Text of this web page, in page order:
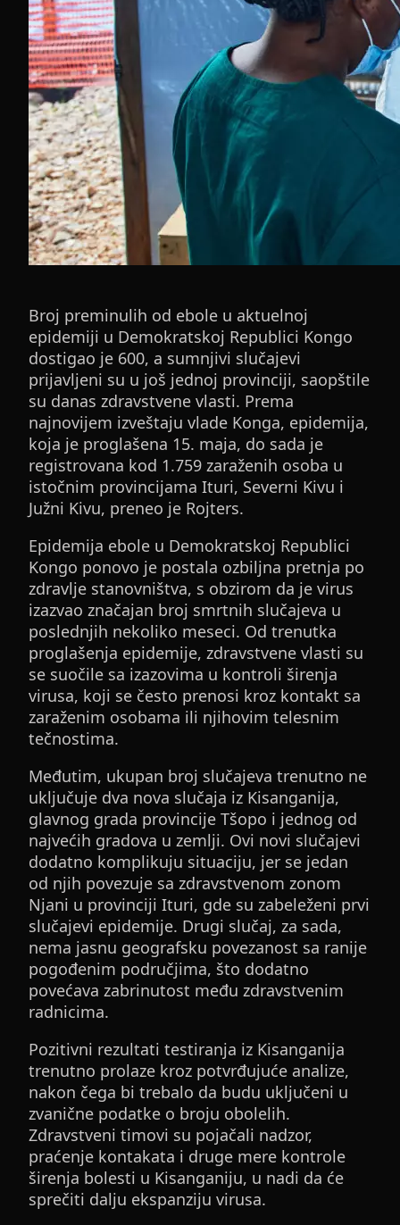
Broj preminulih od ebole u aktuelnoj
epidemiji u Demokratskoj Republici Kongo
dostigao je 600, a sumnjivi slučajevi
prijavljeni su u još jednoj provinciji, saopštile
su danas zdravstvene vlasti. Prema
najnovijem izveštaju vlade Konga, epidemija,
koja je proglašena 15. maja, do sada je
registrovana kod 1.759 zaraženih osoba u
istočnim provincijama Ituri, Severni Kivu i
Južni Kivu, preneo je Rojters.
Epidemija ebole u Demokratskoj Republici
Kongo ponovo je postala ozbiljna pretnja po
zdravlje stanovništva, s obzirom da je virus
izazvao značajan broj smrtnih slučajeva u
poslednjih nekoliko meseci. Od trenutka
proglašenja epidemije, zdravstvene vlasti su
se suočile sa izazovima u kontroli širenja
virusa, koji se često prenosi kroz kontakt sa
zaraženim osobama ili njihovim telesnim
tečnostima.
Međutim, ukupan broj slučajeva trenutno ne
uključuje dva nova slučaja iz Kisanganija,
glavnog grada provincije Tšopo i jednog od
najvećih gradova u zemlji. Ovi novi slučajevi
dodatno komplikuju situaciju, jer se jedan
od njih povezuje sa zdravstvenom zonom
Njani u provinciji Ituri, gde su zabeleženi prvi
slučajevi epidemije. Drugi slučaj, za sada,
nema jasnu geografsku povezanost sa ranije
pogođenim područjima, što dodatno
povećava zabrinutost među zdravstvenim
radnicima.
Pozitivni rezultati testiranja iz Kisanganija
trenutno prolaze kroz potvrđujuće analize,
nakon čega bi trebalo da budu uključeni u
zvanične podatke o broju obolelih.
Zdravstveni timovi su pojačali nadzor,
praćenje kontakata i druge mere kontrole
širenja bolesti u Kisanganiju, u nadi da će
sprečiti dalju ekspanziju virusa.